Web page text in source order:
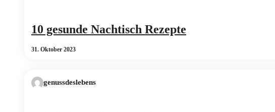
10 gesunde Nachtisch Rezepte
31. Oktober 2023
genussdeslebens